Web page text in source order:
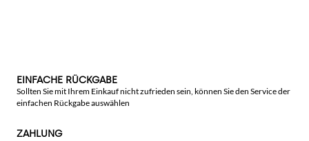
EINFACHE RÜCKGABE
Sollten Sie mit Ihrem Einkauf nicht zufrieden sein, können Sie den Service der
einfachen Rückgabe auswählen
ZAHLUNG